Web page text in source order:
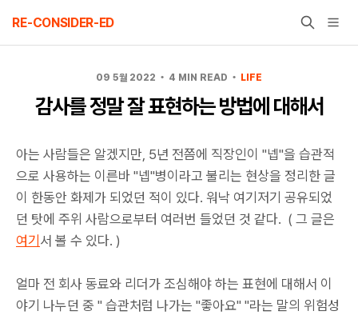
Skip
RE-CONSIDER-ED
09 5월 2022 4 MIN READ LIFE
감사를 정말 잘 표현하는 방법에 대해서
아는 사람들은 알겠지만, 5년 전쯤에 직장인이 "넵"을 습관적
으로 사용하는 이른바 "넵"병이라고 불리는 현상을 정리한 글
이 한동안 화제가 되었던 적이 있다. 워낙 여기저기 공유되었
던 탓에 주위 사람으로부터 여러번 들었던 것 같다. ( 그 글은
여기 서 볼 수 있다. )
얼마 전 회사 동료와 리더가 조심해야 하는 표현에 대해서 이
야기 나누던 중 " 습관처럼 나가는 "좋아요" "라는 말의 위험성